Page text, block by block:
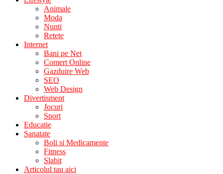
Animale
Moda
Nunti
Retete
Internet
Bani pe Net
Comert Online
Gazduire Web
SEO
Web Design
Divertisment
Jocuri
Sport
Educatie
Sanatate
Boli si Medicamente
Fitness
Slabit
Articolul tau aici